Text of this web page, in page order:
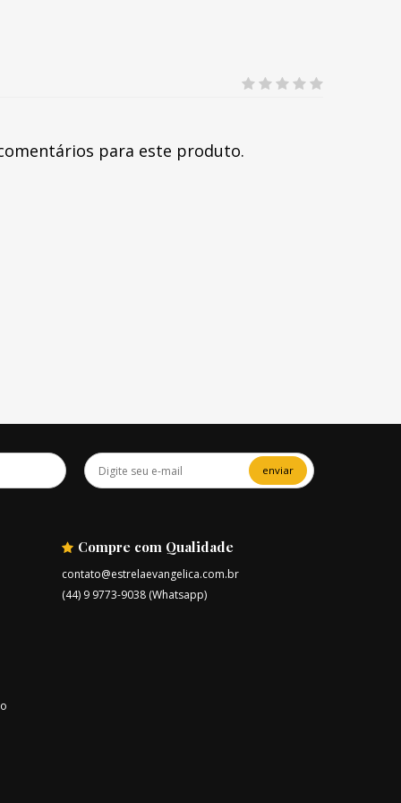
para este produto.
enviar
Compre com Qualidade
contato@estrelaevangelica.com.br
(44) 9 9773-9038 (Whatsapp)